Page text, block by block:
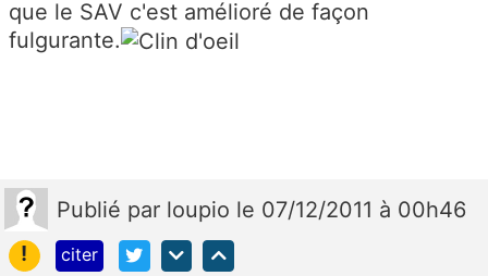
que le SAV c'est amélioré de façon
fulgurante.
Publié par loupio le 07/12/2011 à 00h46
!
citer